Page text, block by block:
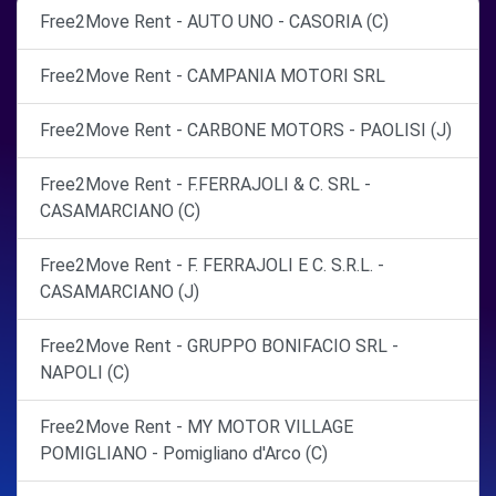
Free2Move Rent - AUTO UNO - CASORIA (C)
Free2Move Rent - CAMPANIA MOTORI SRL
Free2Move Rent - CARBONE MOTORS - PAOLISI (J)
Free2Move Rent - F.FERRAJOLI & C. SRL -
CASAMARCIANO (C)
Free2Move Rent - F. FERRAJOLI E C. S.R.L. -
CASAMARCIANO (J)
Free2Move Rent - GRUPPO BONIFACIO SRL -
NAPOLI (C)
Free2Move Rent - MY MOTOR VILLAGE
POMIGLIANO - Pomigliano d'Arco (C)